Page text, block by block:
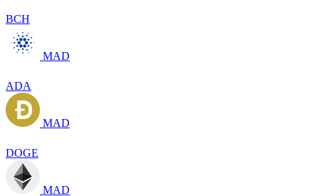
BCH
MAD
ADA
MAD
DOGE
MAD